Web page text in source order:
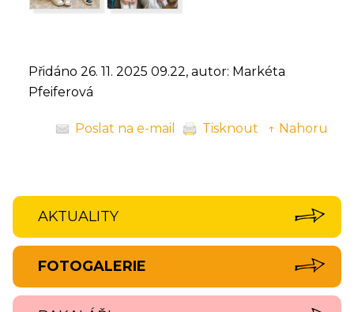
Přidáno 26. 11. 2025 09.22, autor: Markéta
Pfeiferová
Poslat na e-mail Tisknout ↑ Nahoru
AKTUALITY
FOTOGALERIE